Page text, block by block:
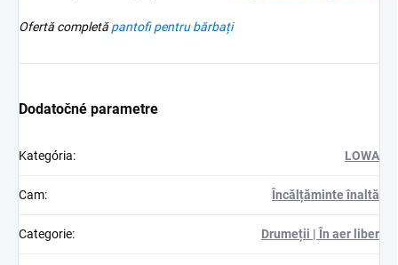
Ofertă completăpantofi pentru bărbați
Dodatočné parametre
Kategória: LOWA
Cam: Încălțăminte înaltă
Categorie: Drumeții | În aer liber